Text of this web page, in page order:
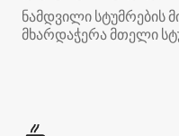
ნამდვილი სტუმრების
მხარდაჭერა მთელი